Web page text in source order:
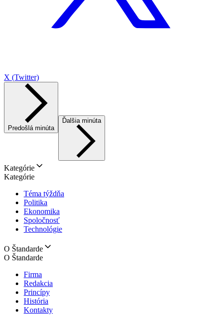
X (Twitter)
Predošlá minúta
Ďalšia minúta
Kategórie
Kategórie
Téma týždňa
Politika
Ekonomika
Spoločnosť
Technológie
O Štandarde
O Štandarde
Firma
Redakcia
Princípy
História
Kontakty